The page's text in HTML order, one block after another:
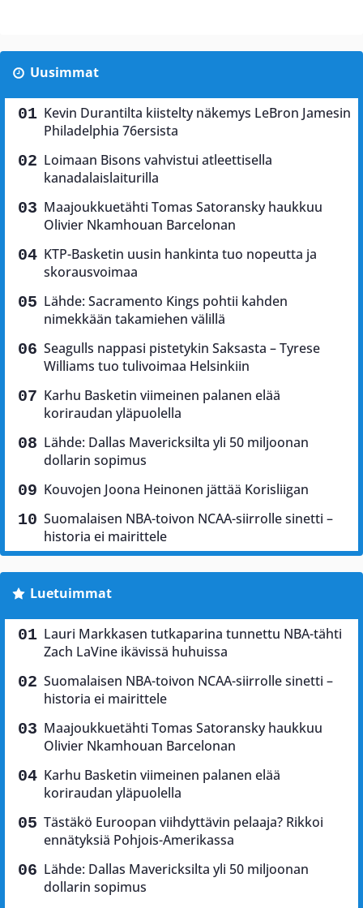
Uusimmat
Kevin Durantilta kiistelty näkemys LeBron Jamesin
Philadelphia 76ersista
Loimaan Bisons vahvistui atleettisella
kanadalaislaiturilla
Maajoukkuetähti Tomas Satoransky haukkuu
Olivier Nkamhouan Barcelonan
KTP-Basketin uusin hankinta tuo nopeutta ja
skorausvoimaa
Lähde: Sacramento Kings pohtii kahden
nimekkään takamiehen välillä
Seagulls nappasi pistetykin Saksasta – Tyrese
Williams tuo tulivoimaa Helsinkiin
Karhu Basketin viimeinen palanen elää
koriraudan yläpuolella
Lähde: Dallas Mavericksilta yli 50 miljoonan
dollarin sopimus
Kouvojen Joona Heinonen jättää Korisliigan
Suomalaisen NBA-toivon NCAA-siirrolle sinetti –
historia ei mairittele
Luetuimmat
Lauri Markkasen tutkaparina tunnettu NBA-tähti
Zach LaVine ikävissä huhuissa
Suomalaisen NBA-toivon NCAA-siirrolle sinetti –
historia ei mairittele
Maajoukkuetähti Tomas Satoransky haukkuu
Olivier Nkamhouan Barcelonan
Karhu Basketin viimeinen palanen elää
koriraudan yläpuolella
Tästäkö Euroopan viihdyttävin pelaaja? Rikkoi
ennätyksiä Pohjois-Amerikassa
Lähde: Dallas Mavericksilta yli 50 miljoonan
dollarin sopimus